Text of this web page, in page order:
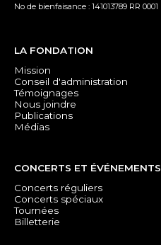
No de bienfaisance : 141013789 RR 0001
LA FONDATION
Mission
Conseil d'administration
Témoignages
Nous joindre
Publications
Médias
CONCERTS ET ÉVÉNEMENTS
Concerts réguliers
Concerts spéciaux
Tournées
Billetterie